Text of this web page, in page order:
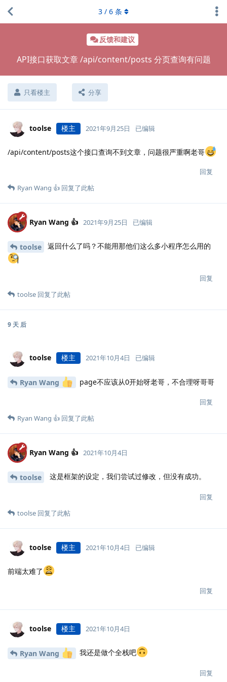
反馈和建议
API接口获取文章 /api/content/posts 分页查询有问题
只看楼主 分享
3 / 6 条
toolse 楼主 2021年9月25日 已编辑
/api/content/posts这个接口查询不到文章，问题很严重啊老哥
回复
Ryan Wang 👍 回复了此帖
Ryan Wang 👍 2021年9月25日 已编辑
toolse 返回什么了吗？不能用那他们这么多小程序怎么用的
回复
toolse 回复了此帖
9 天 后
toolse 楼主 2021年10月4日 已编辑
Ryan Wang page不应该从0开始呀老哥，不合理呀哥哥
回复
Ryan Wang 👍 回复了此帖
Ryan Wang 👍 2021年10月4日
toolse 这是框架的设定，我们尝试过修改，但没有成功。
回复
toolse 回复了此帖
toolse 楼主 2021年10月4日 已编辑
前端太难了
回复
toolse 楼主 2021年10月4日
Ryan Wang 我还是做个全栈吧
回复